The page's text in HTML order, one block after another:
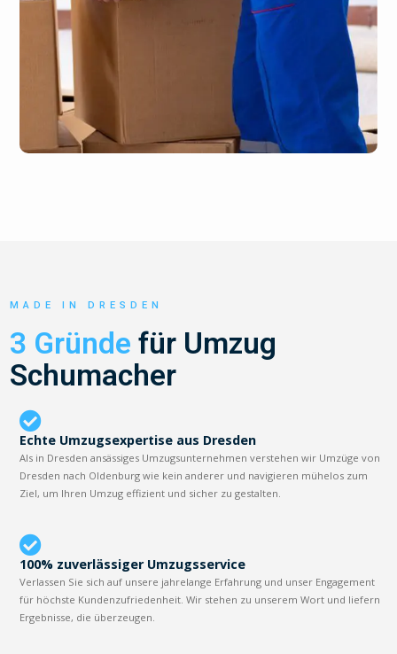
MADE IN DRESDEN
3 Gründe für Umzug
Schumacher
Echte Umzugsexpertise aus Dresden
Als in Dresden ansässiges Umzugsunternehmen verstehen wir Umzüge von
Dresden nach Oldenburg wie kein anderer und navigieren mühelos zum
Ziel, um Ihren Umzug effizient und sicher zu gestalten.
100% zuverlässiger Umzugsservice
Verlassen Sie sich auf unsere jahrelange Erfahrung und unser Engagement
für höchste Kundenzufriedenheit. Wir stehen zu unserem Wort und liefern
Ergebnisse, die überzeugen.